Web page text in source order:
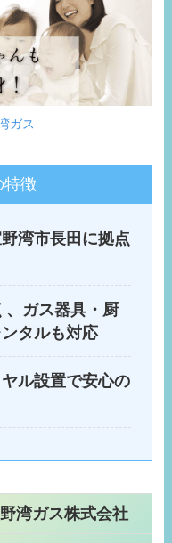
ガス
特徴
湾市長田に拠点
、ガス器具・厨
タルも対応
ル設置で安心の
湾ガス株式会社